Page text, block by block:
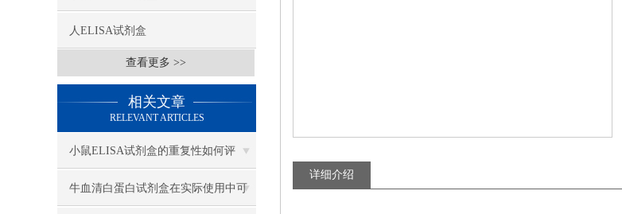
人ELISA试剂盒
查看更多 >>
相关文章
RELEVANT ARTICLES
小鼠ELISA试剂盒的重复性如何评
估？
牛血清白蛋白试剂盒在实际使用中可
详细介绍